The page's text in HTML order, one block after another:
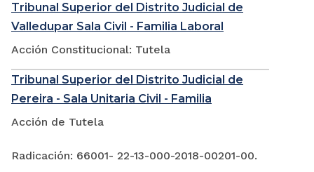
Tribunal Superior del Distrito Judicial de
Valledupar Sala Civil - Familia Laboral
Acción Constitucional: Tutela
Tribunal Superior del Distrito Judicial de
Pereira - Sala Unitaria Civil - Familia
Acción de Tutela
Radicación: 66001- 22-13-000-2018-00201-00.